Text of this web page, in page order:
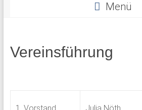
Menü
Vereinsführung